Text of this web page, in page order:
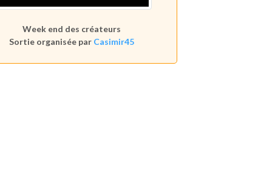
Week end des créateurs
Sortie organisée par Casimir45